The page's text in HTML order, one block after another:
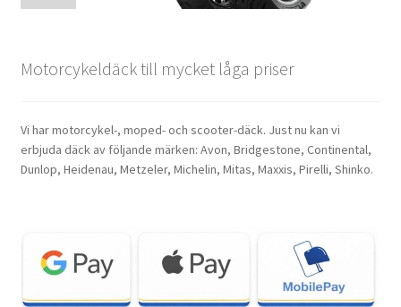
Motorcykeldäck till mycket låga priser
Vi har motorcykel-, moped- och scooter-däck. Just nu kan vi
erbjuda däck av följande märken: Avon, Bridgestone, Continental,
Dunlop, Heidenau, Metzeler, Michelin, Mitas, Maxxis, Pirelli, Shinko.